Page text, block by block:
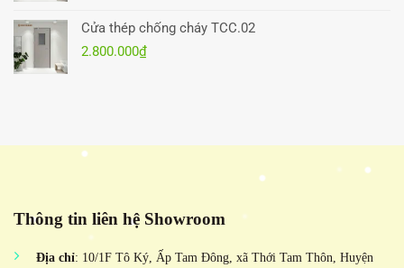
Cửa thép chống cháy TCC.02
2.800.000₫
Thông tin liên hệ Showroom
Địa chỉ: 10/1F Tô Ký, Ấp Tam Đông, xã Thới Tam Thôn, Huyện